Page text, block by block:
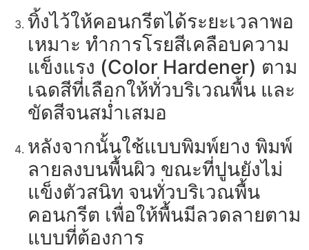
ทิ้งไว้ให้คอนกรีตได้ระยะเวลาพอ
เหมาะ ทำการโรยสีเคลือบความ
แข็งแรง (Color Hardener) ตาม
เฉดสีที่เลือกให้ทั่วบริเวณพื้น และ
ขัดสีจนสม่ำเสมอ
หลังจากนั้นใช้แบบพิมพ์ยาง พิมพ์
ลายลงบนพื้นผิว ขณะที่ปูนยังไม่
แข็งตัวสนิท จนทั่วบริเวณพื้น
คอนกรีต เพื่อให้พื้นมีลวดลายตาม
แบบที่ต้องการ